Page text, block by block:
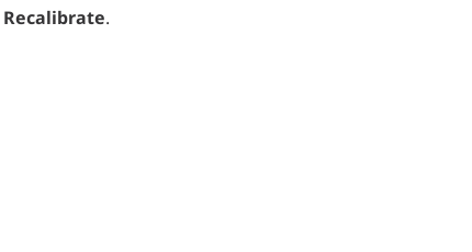
Recalibrate.